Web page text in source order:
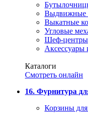
Выдвижные
Выкатные
Угловые
Шеф-центры
Каталоги
Смотреть онлайн
16. Фурнитура
Корзины для